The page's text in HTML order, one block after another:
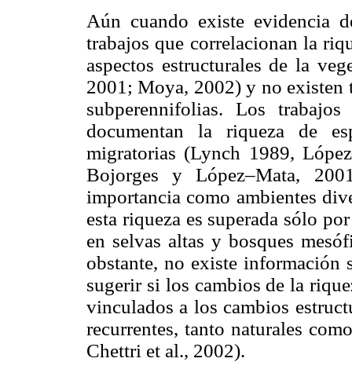
Aún cuando existe evidencia
trabajos que correlacionan la
aspectos estructurales de la
2001; Moya, 2002) y no existen
subperennifolias. Los
documentan la riqueza de
migratorias (Lynch 1989,
Bojorges y López–Mata,
importancia como ambientes
esta riqueza es superada sólo
en selvas altas y bosques
obstante, no existe información
sugerir si los cambios de la
vinculados a los cambios
recurrentes, tanto naturales
Chettri et al., 2002).